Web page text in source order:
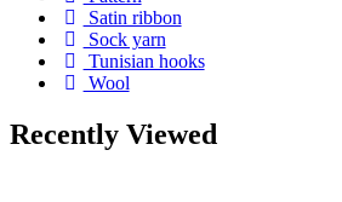
Satin ribbon
Sock yarn
Tunisian hooks
Wool
Recently Viewed